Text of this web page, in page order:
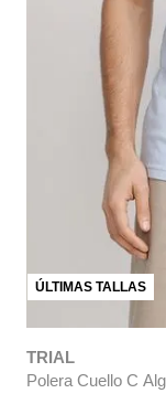
ÚLTIMAS TALLAS
TRIAL
Polera Cuello C